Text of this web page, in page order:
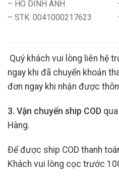
– HO DINH ANH
– STK: 0041000217623
Quý khách vui lòng liên hệ
ngay khi đã chuyển khoản
đơn ngay khi nhận được
3. Vận chuyển ship COD
Hàng.
Để được ship COD thanh
Khách vui lòng cọc trước